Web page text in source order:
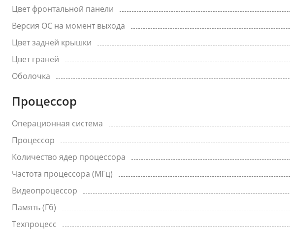
Цвет фронтальной панели
Версия ОС на момент выхода
Цвет задней крышки
Цвет граней
Оболочка
Процессор
Операционная система
Процессор
Количество ядер процессора
Частота процессора (МГц)
Видеопроцессор
Память (Гб)
Техпроцесс